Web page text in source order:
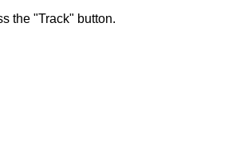
the "Track" button.